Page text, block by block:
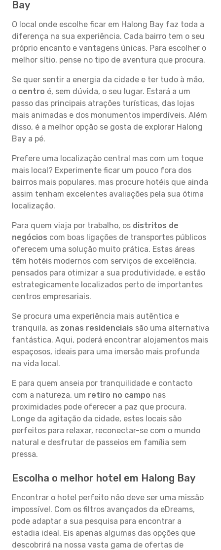
Bay
O local onde escolhe ficar em Halong Bay faz toda a
diferença na sua experiência. Cada bairro tem o seu
próprio encanto e vantagens únicas. Para escolher o
melhor sítio, pense no tipo de aventura que procura.
Se quer sentir a energia da cidade e ter tudo à mão,
o centro é, sem dúvida, o seu lugar. Estará a um
passo das principais atrações turísticas, das lojas
mais animadas e dos monumentos imperdíveis. Além
disso, é a melhor opção se gosta de explorar Halong
Bay a pé.
Prefere uma localização central mas com um toque
mais local? Experimente ficar um pouco fora dos
bairros mais populares, mas procure hotéis que ainda
assim tenham excelentes avaliações pela sua ótima
localização.
Para quem viaja por trabalho, os distritos de
negócios com boas ligações de transportes públicos
oferecem uma solução muito prática. Estas áreas
têm hotéis modernos com serviços de excelência,
pensados para otimizar a sua produtividade, e estão
estrategicamente localizados perto de importantes
centros empresariais.
Se procura uma experiência mais autêntica e
tranquila, as zonas residenciais são uma alternativa
fantástica. Aqui, poderá encontrar alojamentos mais
espaçosos, ideais para uma imersão mais profunda
na vida local.
E para quem anseia por tranquilidade e contacto
com a natureza, um retiro no campo nas
proximidades pode oferecer a paz que procura.
Longe da agitação da cidade, estes locais são
perfeitos para relaxar, reconectar-se com o mundo
natural e desfrutar de passeios em família sem
pressa.
Escolha o melhor hotel em Halong Bay
Encontrar o hotel perfeito não deve ser uma missão
impossível. Com os filtros avançados da eDreams,
pode adaptar a sua pesquisa para encontrar a
estadia ideal. Eis apenas algumas das opções que
descobrirá na nossa vasta gama de ofertas de